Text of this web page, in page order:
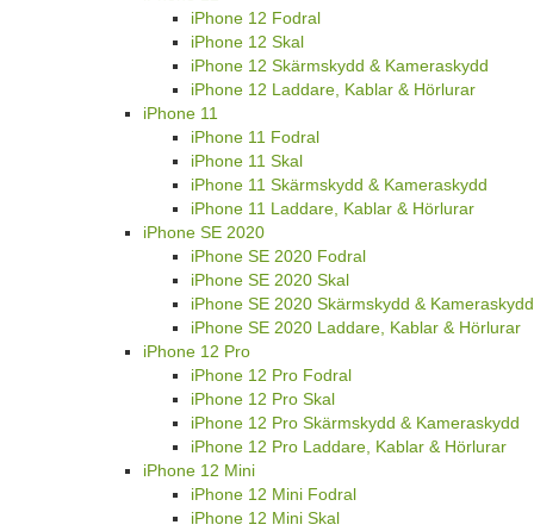
iPhone 12 Fodral
iPhone 12 Skal
iPhone 12 Skärmskydd & Kameraskydd
iPhone 12 Laddare, Kablar & Hörlurar
iPhone 11
iPhone 11 Fodral
iPhone 11 Skal
iPhone 11 Skärmskydd & Kameraskydd
iPhone 11 Laddare, Kablar & Hörlurar
iPhone SE 2020
iPhone SE 2020 Fodral
iPhone SE 2020 Skal
iPhone SE 2020 Skärmskydd & Kameraskydd
iPhone SE 2020 Laddare, Kablar & Hörlurar
iPhone 12 Pro
iPhone 12 Pro Fodral
iPhone 12 Pro Skal
iPhone 12 Pro Skärmskydd & Kameraskydd
iPhone 12 Pro Laddare, Kablar & Hörlurar
iPhone 12 Mini
iPhone 12 Mini Fodral
iPhone 12 Mini Skal